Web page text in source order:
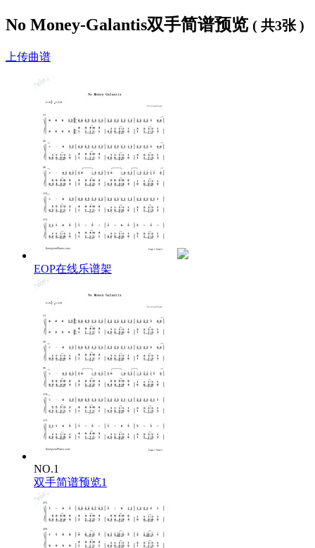
No Money-Galantis双手简谱预览 ( 共3张 )
上传曲谱
EOP在线乐谱架
NO.1
双手简谱预览1